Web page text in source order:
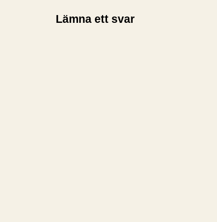
Lämna ett svar